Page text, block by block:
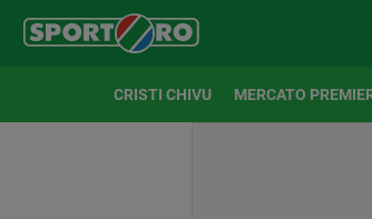
CRISTI CHIVU MERCATO